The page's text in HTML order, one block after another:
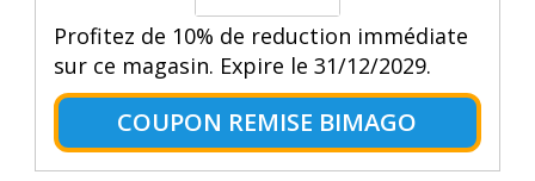
Profitez de 10% de reduction immédiate
sur ce magasin. Expire le 31/12/2029.
COUPON REMISE BIMAGO